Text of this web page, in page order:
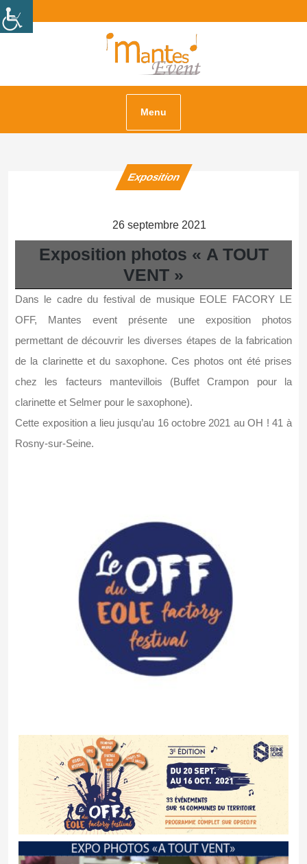
Skip
to
Menu
Exposition
26 septembre 2021
septembre
2021
Exposition photos « A TOUT
VENT »
Dans le cadre du festival de musique EOLE FACORY LE
OFF, Mantes event présente une exposition photos
permettant de découvrir les diverses étapes de la fabrication
de la clarinette et du saxophone. Ces photos ont été prises
chez les facteurs mantevillois (Buffet Crampon pour la
clarinette et Selmer pour le saxophone).
Cette exposition a lieu jusqu’au 16 octobre 2021 au OH ! 41 à
Rosny-sur-Seine.